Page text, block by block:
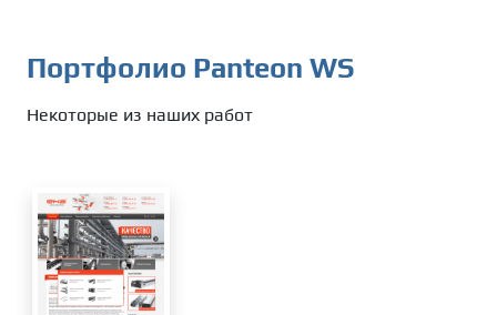
Портфолио Panteon WS
Некоторые из наших работ